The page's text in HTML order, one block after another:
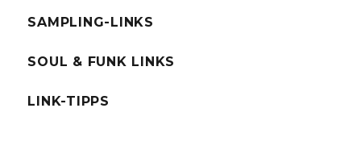
SAMPLING-LINKS
SOUL & FUNK LINKS
LINK-TIPPS